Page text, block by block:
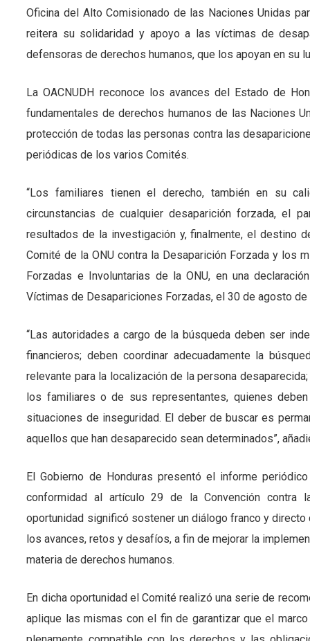
Oficina del Alto Comisionado de las Naciones Unidas
reitera su solidaridad y apoyo a las víctimas de
defensoras de derechos humanos, que los apoyan en su
La OACNUDH reconoce los avances del Estado de
fundamentales de derechos humanos de las Naciones
protección de todas las personas contra las
periódicas de los varios Comités.
“Los familiares tienen el derecho, también en su
circunstancias de cualquier desaparición forzada, el
resultados de la investigación y, finalmente, el destino
Comité de la ONU contra la Desaparición Forzada y los
Forzadas e Involuntarias de la ONU, en una
Víctimas de Desapariciones Forzadas, el 30 de agosto de
“Las autoridades a cargo de la búsqueda deben ser
financieros; deben coordinar adecuadamente la
relevante para la localización de la persona
los familiares o de sus representantes, quienes
situaciones de inseguridad. El deber de buscar es
aquellos que han desaparecido sean determinados”,
El Gobierno de Honduras presentó el informe
conformidad al artículo 29 de la Convención contra
oportunidad significó sostener un diálogo franco y
los avances, retos y desafíos, a fin de mejorar la
materia de derechos humanos.
En dicha oportunidad el Comité realizó una serie de
aplique las mismas con el fin de garantizar que el